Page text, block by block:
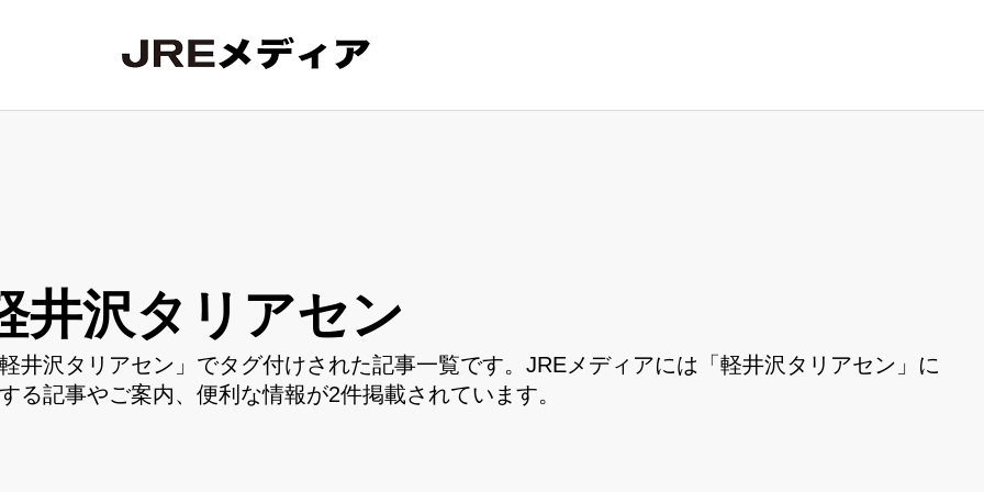
井沢タリアセン
井沢タリアセン」でタグ付けされた記事一覧です。JREメディアには「軽井沢タリアセン」に
る記事やご案内、便利な情報が2件掲載されています。